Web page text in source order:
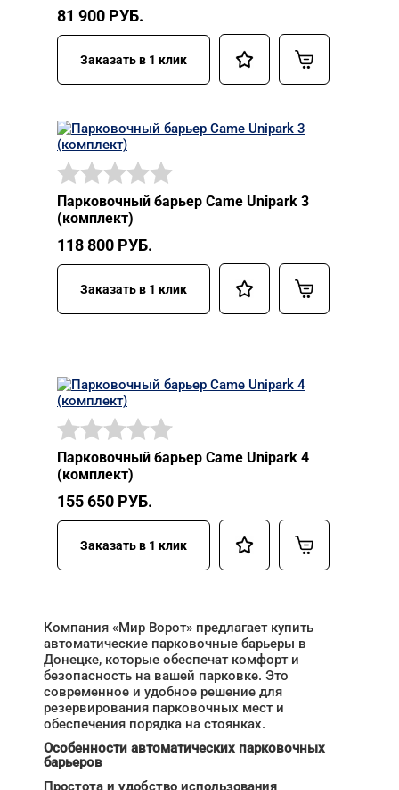
81 900 РУБ.
Заказать в 1 клик
Парковочный барьер Came Unipark 3
(комплект)
118 800 РУБ.
Заказать в 1 клик
Парковочный барьер Came Unipark 4
(комплект)
155 650 РУБ.
Заказать в 1 клик
Компания «Мир Ворот» предлагает купить
автоматические парковочные барьеры в
Донецке, которые обеспечат комфорт и
безопасность на вашей парковке. Это
современное и удобное решение для
резервирования парковочных мест и
обеспечения порядка на стоянках.
Особенности автоматических парковочных
барьеров
Простота и удобство использования